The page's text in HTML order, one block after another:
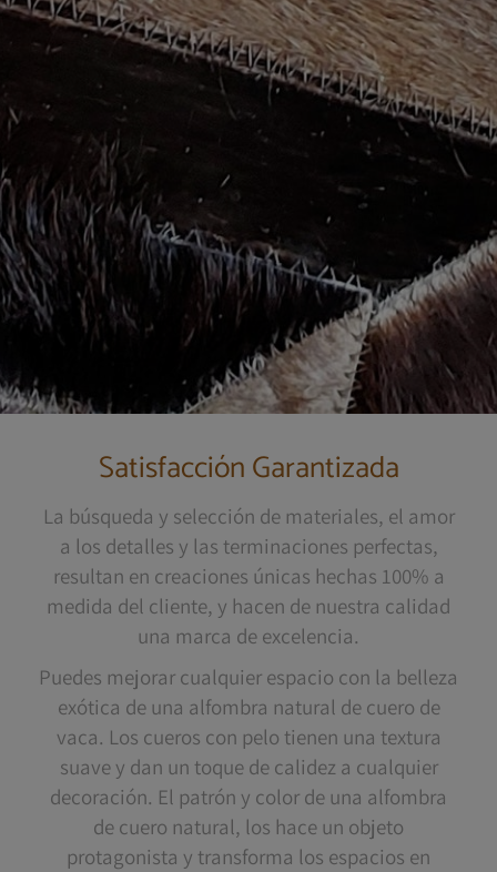
Satisfacción Garantizada
La búsqueda y selección de materiales, el amor
a los detalles y las terminaciones perfectas,
resultan en creaciones únicas hechas 100% a
medida del cliente, y hacen de nuestra calidad
una marca de excelencia.
Puedes mejorar cualquier espacio con la belleza
exótica de una alfombra natural de cuero de
vaca. Los cueros con pelo tienen una textura
suave y dan un toque de calidez a cualquier
decoración. El patrón y color de una alfombra
de cuero natural, los hace un objeto
protagonista y transforma los espacios en